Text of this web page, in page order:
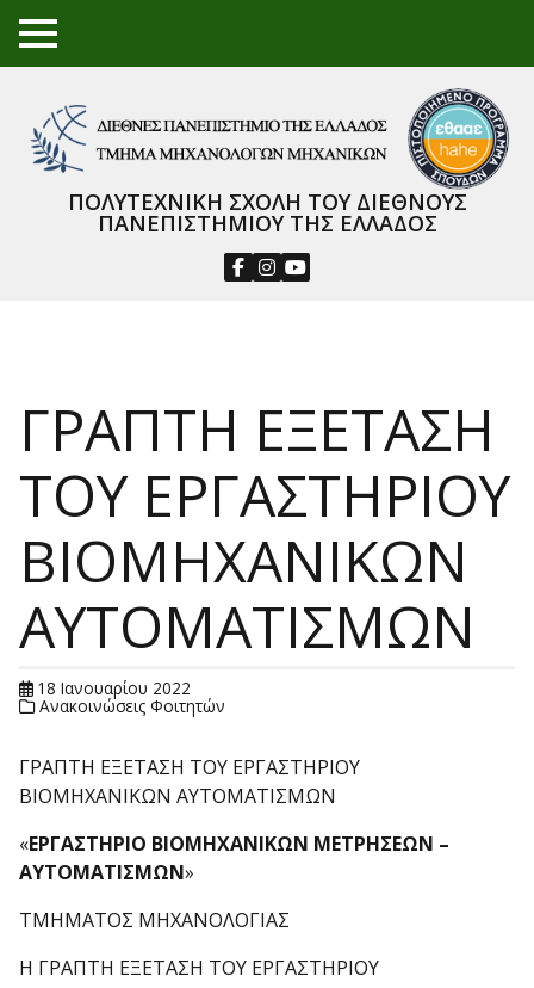
TO
GGL
NU
ΠΟΛΥΤΕΧΝΙΚΗ ΣΧΟΛΗ ΤΟΥ ΔΙΕΘΝΟΥΣ
ΠΑΝΕΠΙΣΤΗΜΙΟΥ ΤΗΣ ΕΛΛΑΔΟΣ
ΓΡΑΠΤΗ ΕΞΕΤΑΣΗ
ΤΟΥ ΕΡΓΑΣΤΗΡΙΟΥ
ΒΙΟΜΗΧΑΝΙΚΩΝ
ΑΥΤΟΜΑΤΙΣΜΩΝ
18 Ιανουαρίου 2022
Ανακοινώσεις Φοιτητών
ΓΡΑΠΤΗ ΕΞΕΤΑΣΗ ΤΟΥ ΕΡΓΑΣΤΗΡΙΟΥ
ΒΙΟΜΗΧΑΝΙΚΩΝ ΑΥΤΟΜΑΤΙΣΜΩΝ
«ΕΡΓΑΣΤΗΡΙΟ ΒΙΟΜΗΧΑΝΙΚΩΝ ΜΕΤΡΗΣΕΩΝ –
ΑΥΤΟΜΑΤΙΣΜΩΝ»
ΤΜΗΜΑΤΟΣ ΜΗΧΑΝΟΛΟΓΙΑΣ
Η ΓΡΑΠΤΗ ΕΞΕΤΑΣΗ ΤΟΥ ΕΡΓΑΣΤΗΡΙΟΥ